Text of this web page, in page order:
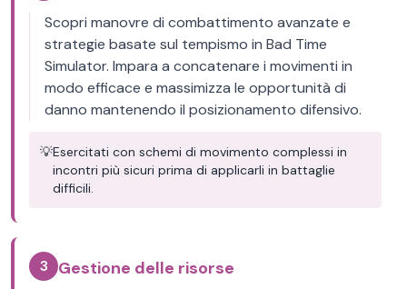
Scopri manovre di combattimento avanzate e
strategie basate sul tempismo in Bad Time
Simulator. Impara a concatenare i movimenti in
modo efficace e massimizza le opportunità di
danno mantenendo il posizionamento difensivo.
💡Esercitati con schemi di movimento complessi in
incontri più sicuri prima di applicarli in battaglie
difficili.
3 Gestione delle risorse